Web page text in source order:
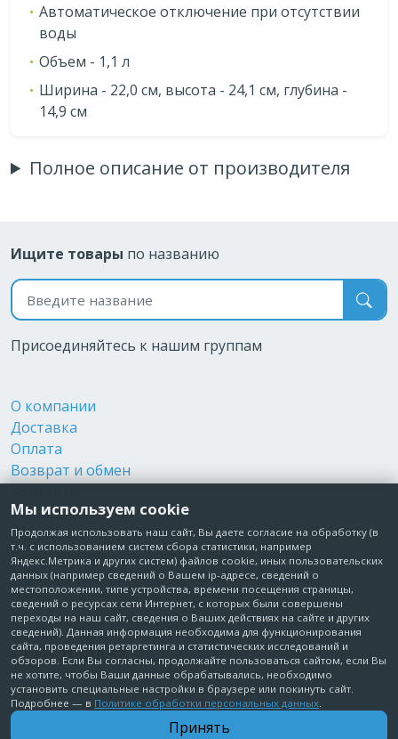
Автоматическое отключение при отсутствии
воды
Объем - 1,1 л
Ширина - 22,0 см, высота - 24,1 см, глубина -
14,9 см
Полное описание от производителя
Ищите товары по названию
Поиск по названию
Присоединяйтесь к нашим группам
О компании
Доставка
Оплата
Возврат и обмен
Реквизиты
Публичная оферта
Пользовательское соглашение
Политика обработки персональных данных
Согласие на обработку персональных данных
Согласие на рекламные рассылки
+7 495 210-10-57
© Забота о Вас.ру
Москва, Электродный проезд, д. 14 стр.1 офис 18
ИП Максимова Татьяна Александровна · ИНН 772006379720
Мы используем cookie
Продолжая использовать наш сайт, Вы даете согласие на обработку (в
т.ч. с использованием систем сбора статистики, например
Яндекс.Метрика и других систем) файлов cookie, иных пользовательских
данных (например сведений о Вашем ip-адресе, сведений о
местоположении, типе устройства, времени посещения страницы,
сведений о ресурсах сети Интернет, с которых были совершены
переходы на наш сайт, сведения о Ваших действиях на сайте и других
сведений). Данная информация необходима для функционирования
сайта, проведения ретаргетинга и статистических исследований и
обзоров. Если Вы согласны, продолжайте пользоваться сайтом, если Вы
не хотите, чтобы Ваши данные обрабатывались, необходимо
установить специальные настройки в браузере или покинуть сайт.
Подробнее — в Политике обработки персональных данных.
Принять